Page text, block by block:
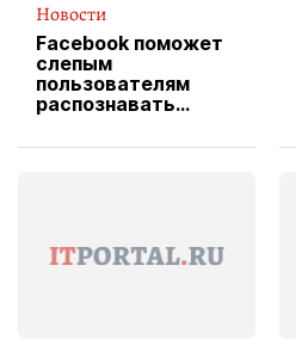
Новости
Facebook поможет
слепым
пользователям
распознавать